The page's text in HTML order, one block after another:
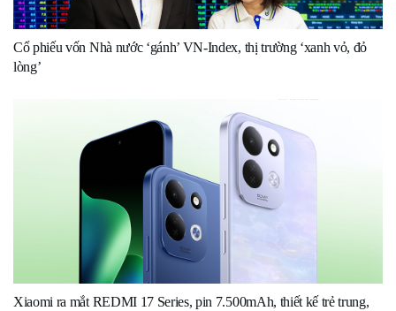
Cổ phiếu vốn Nhà nước ‘gánh’ VN-Index, thị trường ‘xanh vỏ, đỏ
lòng’
Xiaomi ra mắt REDMI 17 Series, pin 7.500mAh, thiết kế trẻ trung,